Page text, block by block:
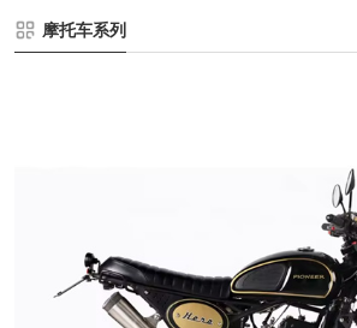
摩托车系列